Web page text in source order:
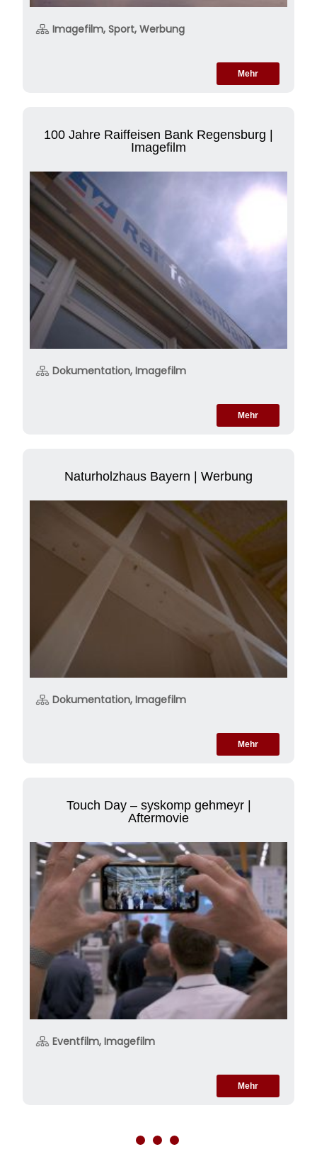
Imagefilm, Sport, Werbung
Mehr
100 Jahre Raiffeisen Bank Regensburg |
Imagefilm
Dokumentation, Imagefilm
Mehr
Naturholzhaus Bayern | Werbung
Dokumentation, Imagefilm
Mehr
Touch Day – syskomp gehmeyr |
Aftermovie
Eventfilm, Imagefilm
Mehr